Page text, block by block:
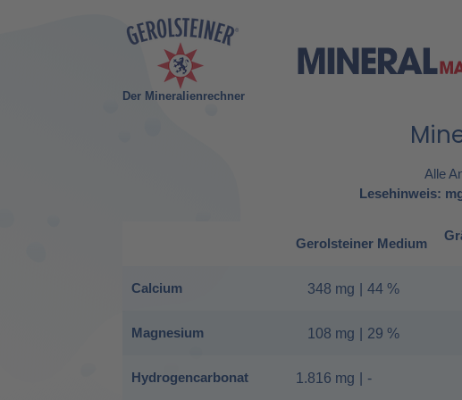
Der Mineralienrechner
Alle
Lesehinweis:
Calcium
Magnesium
Hydrogencarbonat
Gerolsteiner Medium
348 mg 44 %
108 mg 29 %
1.816 mg -